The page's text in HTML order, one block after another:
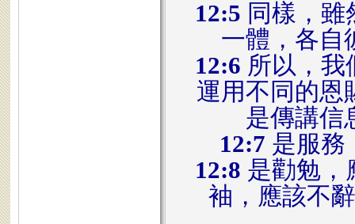
12:5 同樣，
一體，各自
12:6 所以，我
運用不同的恩
是傳講信
12:7 是服務
12:8 是勸勉，
袖，應該不